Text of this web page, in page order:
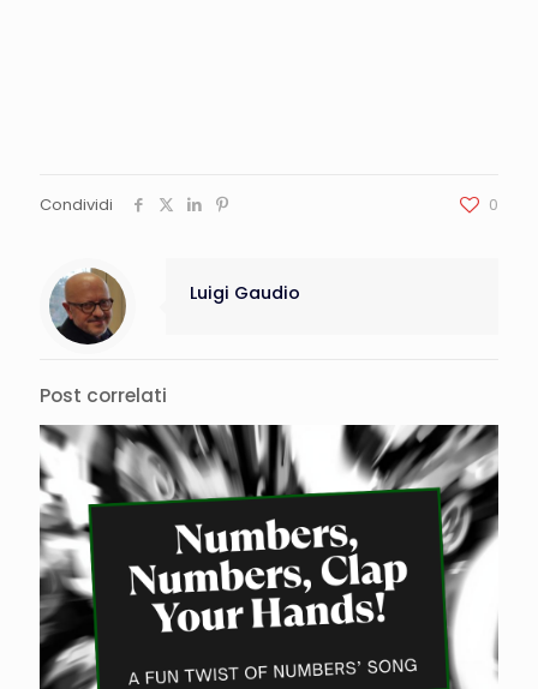
Condividi 0
Luigi Gaudio
Post correlati